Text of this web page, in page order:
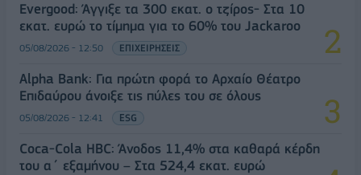
Evergood: Άγγιξε τα 300 εκατ. ο τζίρος- Στα 10
εκατ. ευρώ το τίμημα για το 60% του Jackaroo
05/08/2026 - 12:50 ΕΠΙΧΕΙΡΗΣΕΙΣ
Alpha Bank: Για πρώτη φορά το Αρχαίο Θέατρο
Επιδαύρου άνοιξε τις πύλες του σε όλους
05/08/2026 - 12:41 ESG
Coca-Cola HBC: Άνοδος 11,4% στα καθαρά κέρδη
του α΄ εξαμήνου – Στα 524,4 εκατ. ευρώ